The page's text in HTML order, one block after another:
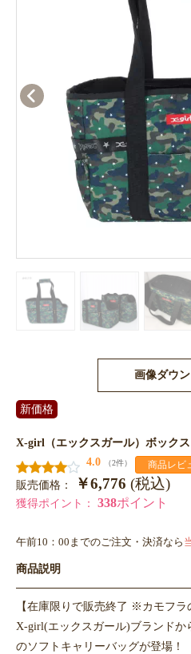
画像ダウ
新価格
X-girl（エックスガール）ボック
4.0
（2件） 商品レビ
販売価格： ￥6,776 (税込)
獲得ポイント： 338ポイント
午前10：00までのご注文・決済なら
商品説明
【在庫限りで販売終了 ※カモフラ
X-girl(エックスガール)ブランドか
のソフトキャリーバッグが登場！